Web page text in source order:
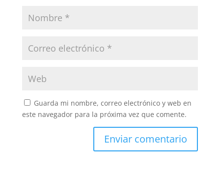
Guarda mi nombre, correo electrónico y web en
este navegador para la próxima vez que comente.